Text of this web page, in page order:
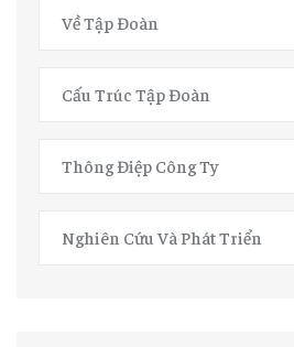
Về Tập Đoàn
Cấu Trúc Tập Đoàn
Thông Điệp Công Ty
Nghiên Cứu Và Phát Triển